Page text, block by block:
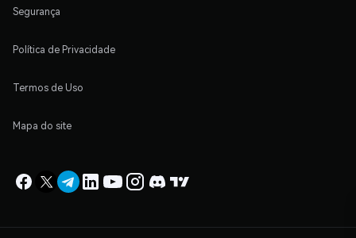
Segurança
Política de Privacidade
Termos de Uso
Mapa do site